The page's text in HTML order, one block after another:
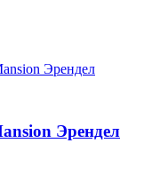
Эрендел